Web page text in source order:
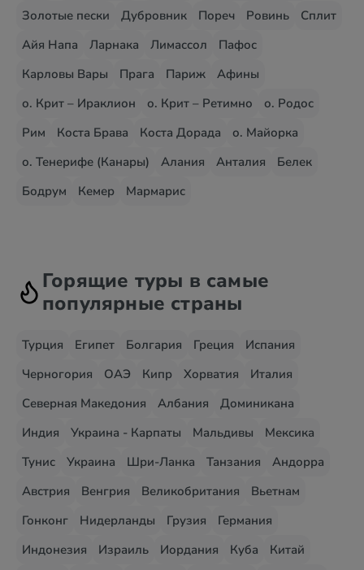
Золотые пески
Дубровник Пореч Ровинь
Сплит
Айя Напа
Ларнака Лимассол
Пафос
Карловы Вары
Прага Париж
Афины
о. Крит – Ираклион
о. Крит – Ретимно
о. Родос
Рим
Коста Брава Коста Дорада
о. Майорка
о. Тенерифе (Канары)
Алания Анталия
Белек
Бодрум
Кемер Мармарис
Горящие туры в самые
популярные страны
Турция Египет Болгария Греция
Испания
Черногория
ОАЭ Кипр Хорватия
Италия
Северная Македония
Албания
Доминикана
Индия
Украина - Карпаты Мальдивы
Мексика
Тунис
Украина Шри-Ланка Танзания
Андорра
Австрия
Венгрия Великобритания
Вьетнам
Гонконг
Нидерланды Грузия
Германия
Индонезия
Израиль Иордания Куба
Китай